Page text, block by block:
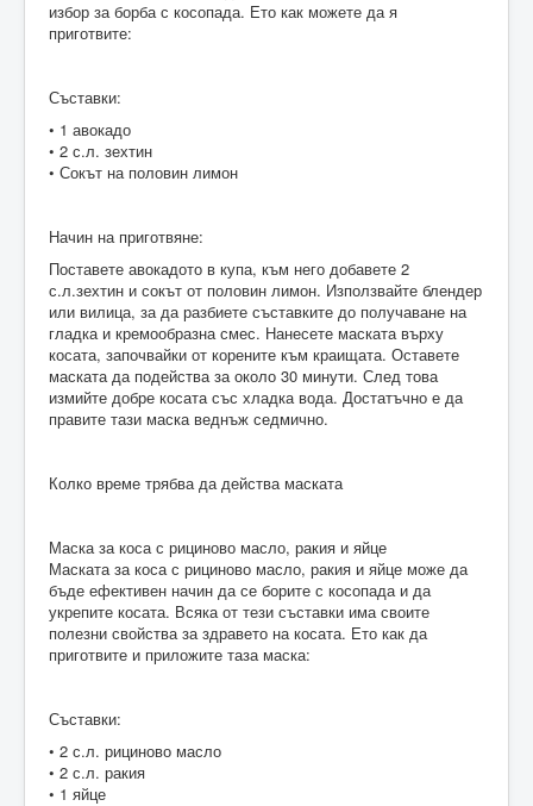
избор за борба с косопада. Ето как можете да я
приготвите:
Съставки:
• 1 авокадо
• 2 с.л. зехтин
• Сокът на половин лимон
Начин на приготвяне:
Поставете авокадото в купа, към него добавете 2
с.л.зехтин и сокът от половин лимон. Използвайте блендер
или вилица, за да разбиете съставките до получаване на
гладка и кремообразна смес. Нанесете маската върху
косата, започвайки от корените към краищата. Оставете
маската да подейства за около 30 минути. След това
измийте добре косата със хладка вода. Достатъчно е да
правите тази маска веднъж седмично.
Колко време трябва да действа маската
Маска за коса с рициново масло, ракия и яйце
Маската за коса с рициново масло, ракия и яйце може да
бъде ефективен начин да се борите с косопада и да
укрепите косата. Всяка от тези съставки има своите
полезни свойства за здравето на косата. Ето как да
приготвите и приложите таза маска:
Съставки:
• 2 с.л. рициново масло
• 2 с.л. ракия
• 1 яйце